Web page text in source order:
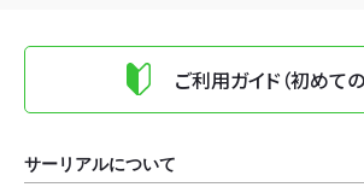
ご利用ガイド（初めて
サーリアルについて